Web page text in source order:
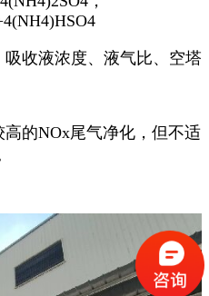
收液浓度、液气比、空塔
的NOx尾气净化，但不适